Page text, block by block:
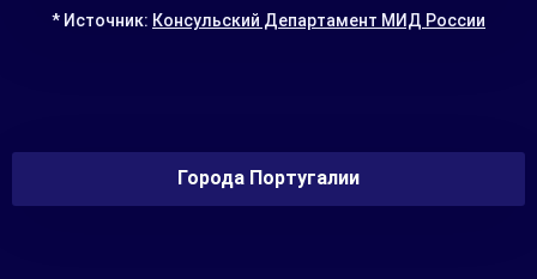
* Источник: Консульский Департамент МИД России
Города Португалии